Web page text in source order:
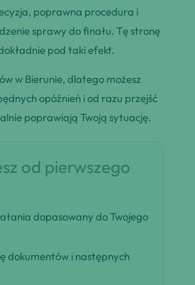
poprawna procedura i
sprawy do finału. Tę stronę
pod taki efekt.
w Bierunie, dlatego możesz
opóźnień i od razu przejść
poprawiają Twoją sytuację.
od pierwszego
dopasowany do Twojego
dokumentów i następnych